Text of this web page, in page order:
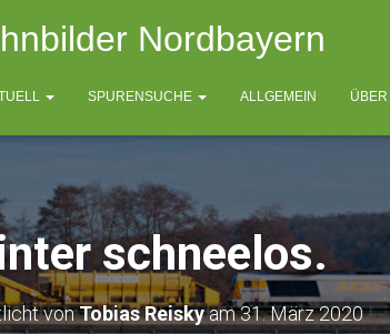
Nordbayern
SPURENSUCHE ALLGEMEIN
schneelos.
vonTobias Reiskyam31. März 2020